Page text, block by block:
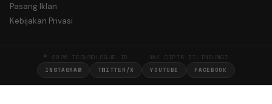
Pasang Iklan
Kebijakan Privasi
© 2026 TECHNOLOGUE.ID · HAK CIPTA DILINDUNGI
INSTAGRAM TWITTER/X YOUTUBE FACEBOOK